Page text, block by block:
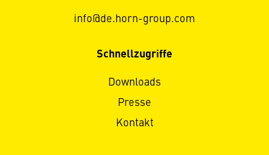
info@de.horn-group.com
Schnellzugriffe
Downloads
Presse
Kontakt